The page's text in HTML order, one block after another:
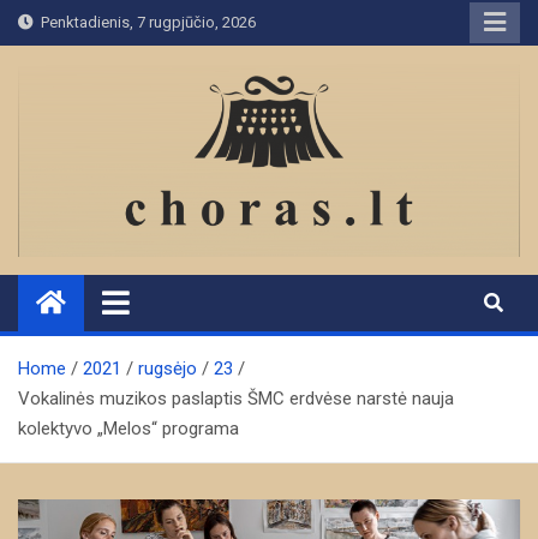
Skip
to
Penktadienis, 7 rugpjūčio, 2026
Home 2021 rugsėjo
23
Vokalinės muzikos paslaptis ŠMC erdvėse narstė nauja
kolektyvo „Melos“ programa